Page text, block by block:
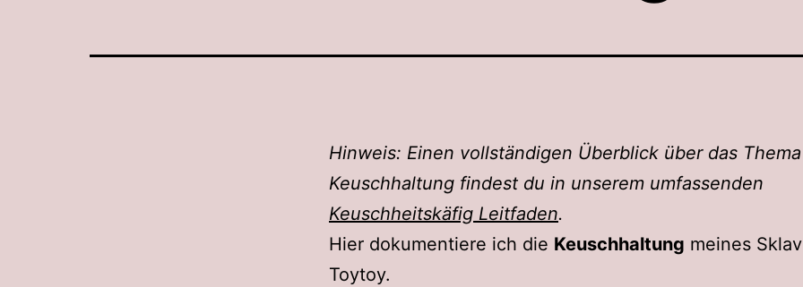
Hinweis: Einen vollständigen Überblick über das Thema
Keuschhaltung findest du in unserem umfassenden
Keuschheitskäfig Leitfaden.
Hier dokumentiere ich die Keuschhaltung meines
Toytoy.